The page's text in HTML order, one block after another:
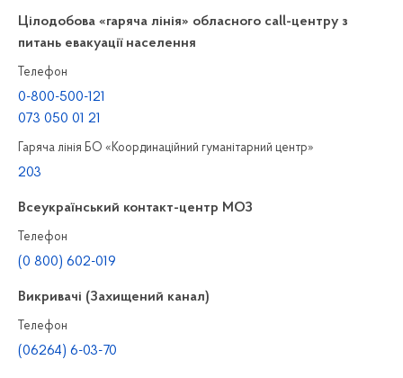
Цілодобова «гаряча лінія» обласного call-центру з
питань евакуації населення
Телефон
0-800-500-121
073 050 01 21
Гаряча лінія БО «Координаційний гуманітарний центр»
203
Всеукраїнський контакт-центр МОЗ
Телефон
(0 800) 602-019
Викривачі (Захищений канал)
Телефон
(06264) 6-03-70